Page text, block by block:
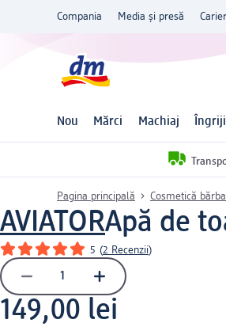
Compania Media și presă
Nou Mărci Machiaj
Pagina principală Cosmetică
AVIATORApă de
5 (2 Recenzii)
149,00 lei